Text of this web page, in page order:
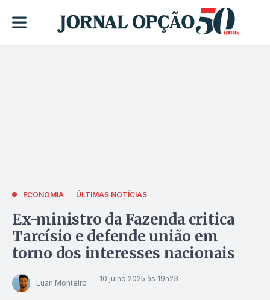
ECONOMIA ÚLTIMAS NOTÍCIAS
Ex-ministro da Fazenda critica
Tarcísio e defende união em
torno dos interesses nacionais
Luan Monteiro 10 julho 2025 às 19h23